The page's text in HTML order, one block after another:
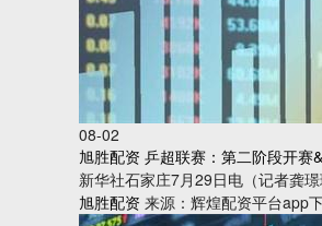
08-02
旭胜配资 乒超联赛：第二阶段开赛
新华社石家庄7月29日电（记者龚
旭胜配资 来源：辉煌配资平台app